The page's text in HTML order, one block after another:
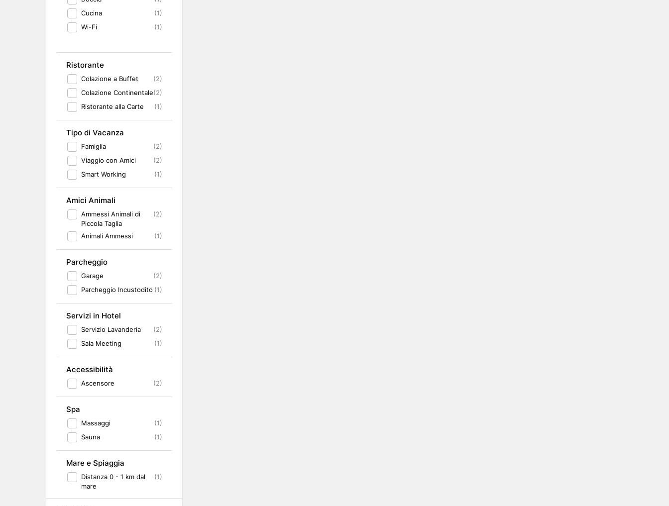
Cucina
(1)
Wi-Fi
(1)
Ristorante
Colazione a Buffet
(2)
Colazione Continentale(2)
Ristorante alla Carte
(1)
Tipo di Vacanza
Famiglia
(2)
Viaggio con Amici
(2)
Smart Working
(1)
Amici Animali
Ammessi Animali di
Piccola Taglia
(2)
Animali Ammessi (1)
Parcheggio
Garage
(2)
Parcheggio Incustodito (1)
Servizi in Hotel
Servizio Lavanderia
(2)
Sala Meeting
(1)
Accessibilità
Ascensore (2)
Spa
Massaggi
(1)
Sauna
(1)
Mare e Spiaggia
Distanza 0 - 1 km dal
mare
(1)